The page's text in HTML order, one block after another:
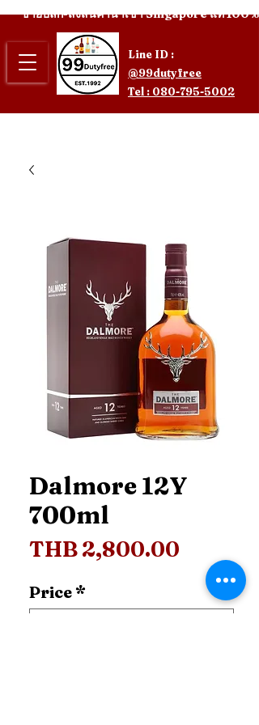
Line ID :
@99dutyfree
Tel : 080-795-5002
ขายปลีก-ส่งสินค้านำเข้า Singapore แท้ 100%
Dalmore 12Y
700ml
THB 2,800.00
Price *